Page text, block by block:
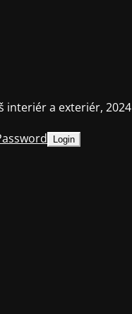
interiér a exteriér, 2024